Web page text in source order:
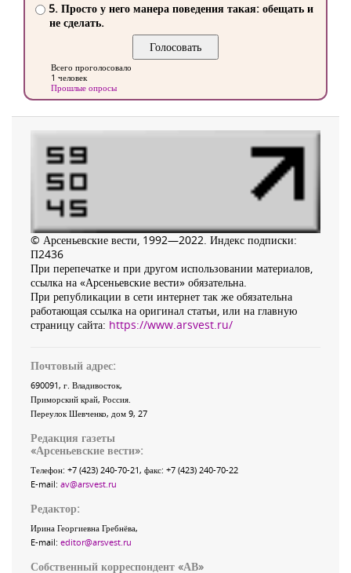
5. Просто у него манера поведения такая: обещать и
не сделать.
Всего проголосовало
1 человек
Прошлые опросы
© Арсеньевские вести, 1992—2022. Индекс подписки:
П2436
При перепечатке и при другом использовании материалов,
ссылка на «Арсеньевские вести» обязательна.
При републикации в сети интернет так же обязательна
работающая ссылка на оригинал статьи, или на главную
страницу сайта: https://www.arsvest.ru/
Почтовый адрес:
690091, г. Владивосток,
Приморский край, Россия
Переулок Шевченко, дом 9, 27
Редакция газеты
«Арсеньевские вести»:
Телефон: +7 (423) 240-70-21, факс: +7 (423) 240-70-22
E-mail: av@arsvest.ru
Редактор:
Ирина Георгиевна Гребнёва,
E-mail: editor@arsvest.ru
Собственный корреспондент «АВ»